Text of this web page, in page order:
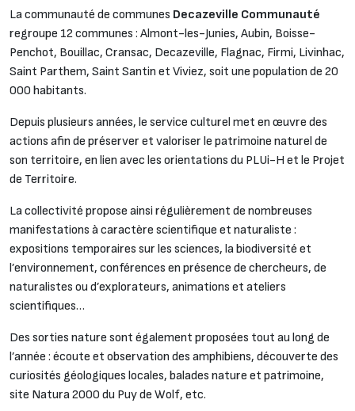
La communauté de communes Decazeville Communauté
regroupe 12 communes : Almont-les-Junies, Aubin, Boisse-
Penchot, Bouillac, Cransac, Decazeville, Flagnac, Firmi, Livinhac,
Saint Parthem, Saint Santin et Viviez, soit une population de 20
000 habitants.
Depuis plusieurs années, le service culturel met en œuvre des
actions afin de préserver et valoriser le patrimoine naturel de
son territoire, en lien avec les orientations du PLUi-H et le Projet
de Territoire.
La collectivité propose ainsi régulièrement de nombreuses
manifestations à caractère scientifique et naturaliste :
expositions temporaires sur les sciences, la biodiversité et
l’environnement, conférences en présence de chercheurs, de
naturalistes ou d’explorateurs, animations et ateliers
scientifiques…
Des sorties nature sont également proposées tout au long de
l’année : écoute et observation des amphibiens, découverte des
curiosités géologiques locales, balades nature et patrimoine,
site Natura 2000 du Puy de Wolf, etc.